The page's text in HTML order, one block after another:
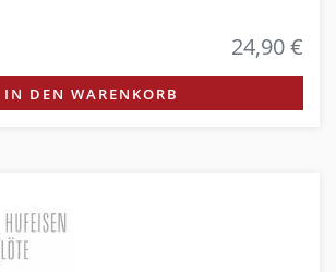
24,90 €
IN DEN WARENKORB